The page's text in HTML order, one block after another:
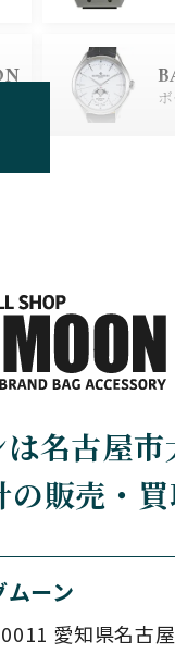
名古屋
の販売・
ーン
愛知県名古